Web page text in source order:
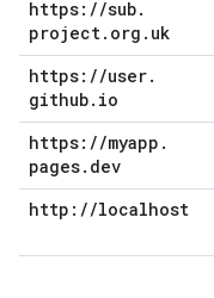
https: //sub.
project. org . uk
https: //user.
github. io
https: //myapp .
pages. dev
http: //localhost